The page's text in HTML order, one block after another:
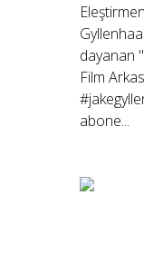
dayanan
Film
abone...